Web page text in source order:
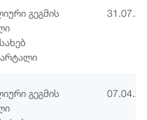
გეგმის
გეგმის